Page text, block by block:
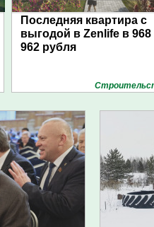
Последняя квартира с
выгодой в Zenlife в 968
962 рубля